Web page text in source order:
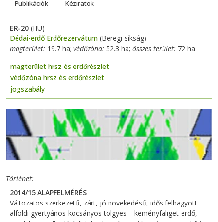
Publikációk
Kéziratok
ER-20 (HU)
Dédai-erdő Erdőrezervátum (Beregi-síkság)
magterület: 19.7 ha; védőzóna: 52.3 ha; összes terület: 72 ha
magterület hrsz és erdőrészlet
védőzóna hrsz és erdőrészlet
jogszabály
Previous Next
Történet
2014/15 ALAPFELMÉRÉS
Változatos szerkezetű, zárt, jó növekedésű, idős felhagyott
alföldi gyertyános-kocsányos tölgyes – keményfaliget-erdő,